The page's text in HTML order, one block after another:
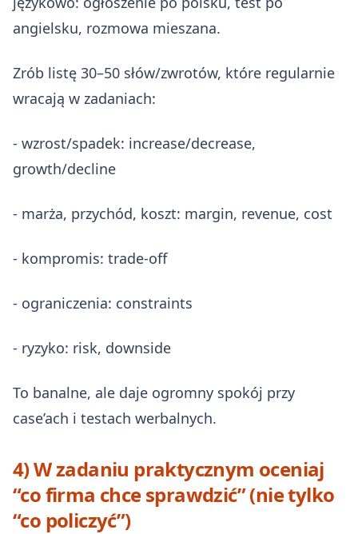
angielsku, rozmowa mieszana.
Zrób listę 30–50 słów/zwrotów, które regularnie
wracają w zadaniach:
- wzrost/spadek: increase/decrease,
growth/decline
- marża, przychód, koszt: margin, revenue, cost
- kompromis: trade-off
- ograniczenia: constraints
- ryzyko: risk, downside
To banalne, ale daje ogromny spokój przy
case’ach i testach werbalnych.
4) W zadaniu praktycznym oceniaj
“co firma chce sprawdzić” (nie tylko
“co policzyć”)